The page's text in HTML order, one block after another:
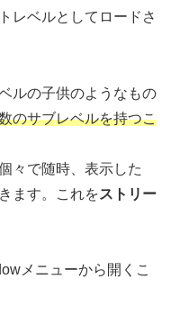
レベルとしてロードさ
ルの子供のようなもの
のサブレベルを持つこ
々で随時、表示した
ます。これをストリー
メニューから開くこ